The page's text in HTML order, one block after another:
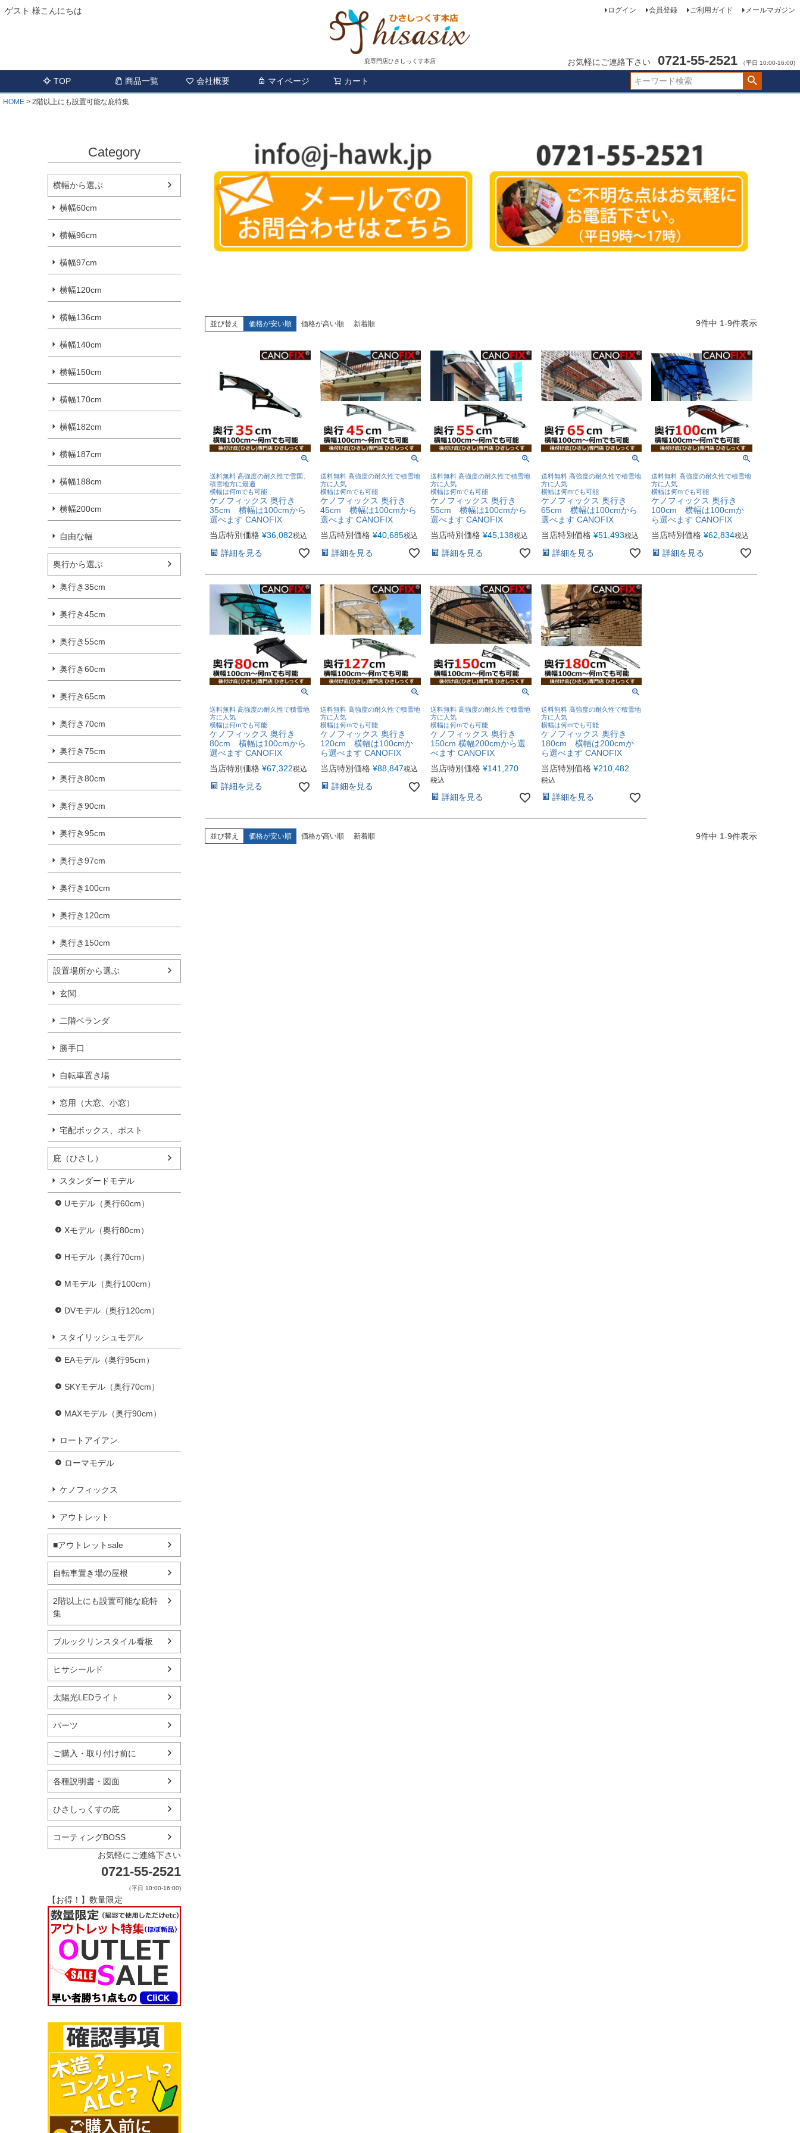
ゲスト 様こんにちは
庇専門店ひさしっくす本店
ログイン 会員登録 ご利用ガイド メールマガジン
お気軽にご連絡下さい 0721-55-2521 （平日 10:00-16:00)
TOP 商品一覧 会社概要 マイページ カート
HOME 2階以上にも設置可能な庇特集
Category
横幅から選ぶ
横幅60cm
横幅96cm
横幅97cm
横幅120cm
横幅136cm
横幅140cm
横幅150cm
横幅170cm
横幅182cm
横幅187cm
横幅188cm
横幅200cm
自由な幅
奥行から選ぶ
奥行き35cm
奥行き45cm
奥行き55cm
奥行き60cm
奥行き65cm
奥行き70cm
奥行き75cm
奥行き80cm
奥行き90cm
奥行き95cm
奥行き97cm
奥行き100cm
奥行き120cm
奥行き150cm
設置場所から選ぶ
玄関
二階ベランダ
勝手口
自転車置き場
窓用（大窓、小窓）
宅配ボックス、ポスト
庇（ひさし）
スタンダードモデル
Uモデル（奥行60cm）
Xモデル（奥行80cm）
Hモデル（奥行70cm）
Mモデル（奥行100cm）
DVモデル（奥行120cm）
スタイリッシュモデル
EAモデル（奥行95cm）
SKYモデル（奥行70cm）
MAXモデル（奥行90cm）
ロートアイアン
ローマモデル
ケノフィックス
アウトレット
■アウトレットsale
自転車置き場の屋根
2階以上にも設置可能な庇特
集
ブルックリンスタイル看板
ヒサシールド
太陽光LEDライト
パーツ
ご購入・取り付け前に
各種説明書・図面
ひさしっくすの庇
コーティングBOSS
お気軽にご連絡下さい
0721-55-2521
（平日 10:00-16:00)
【お得！】数量限定
並び替え 価格が安い順 価格が高い順 新着順 9件中 1-9件表示
送料無料 高強度の耐久性で雪国、
積雪地方に最適
横幅は何mでも可能
ケノフィックス 奥行き
35cm 横幅は100cmから
選べます CANOFIX
当店特別価格 ¥36,082税込
詳細を見る
送料無料 高強度の耐久性で積雪地
方に人気
横幅は何mでも可能
ケノフィックス 奥行き
45cm 横幅は100cmから
選べます CANOFIX
当店特別価格 ¥40,685税込
詳細を見る
送料無料 高強度の耐久性で積雪地
方に人気
横幅は何mでも可能
ケノフィックス 奥行き
55cm 横幅は100cmから
選べます CANOFIX
当店特別価格 ¥45,138税込
詳細を見る
送料無料 高強度の耐久性で積雪地
方に人気
横幅は何mでも可能
ケノフィックス 奥行き
65cm 横幅は100cmから
選べます CANOFIX
当店特別価格 ¥51,493税込
詳細を見る
送料無料 高強度の耐久性で積雪地
方に人気
横幅は何mでも可能
ケノフィックス 奥行き
100cm 横幅は100cmか
ら選べます CANOFIX
当店特別価格 ¥62,834税込
詳細を見る
送料無料 高強度の耐久性で積雪地
方に人気
横幅は何mでも可能
ケノフィックス 奥行き
80cm 横幅は100cmから
選べます CANOFIX
当店特別価格 ¥67,322税込
詳細を見る
送料無料 高強度の耐久性で積雪地
方に人気
横幅は何mでも可能
ケノフィックス 奥行き
120cm 横幅は100cmか
ら選べます CANOFIX
当店特別価格 ¥88,847税込
詳細を見る
送料無料 高強度の耐久性で積雪地
方に人気
横幅は何mでも可能
ケノフィックス 奥行き
150cm 横幅200cmから選
べます CANOFIX
当店特別価格 ¥141,270
税込
詳細を見る
送料無料 高強度の耐久性で積雪地
方に人気
横幅は何mでも可能
ケノフィックス 奥行き
180cm 横幅は200cmか
ら選べます CANOFIX
当店特別価格 ¥210,482
税込
詳細を見る
並び替え 価格が安い順 価格が高い順 新着順 9件中 1-9件表示